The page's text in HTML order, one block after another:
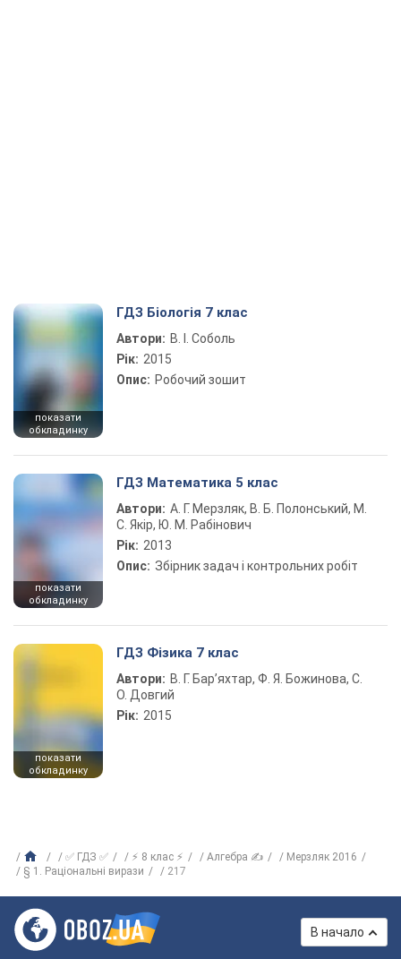
показати
обкладинку
ГДЗ Біологія 7 клас
Автори: В. І. Соболь
Рік: 2015
Опис: Робочий зошит
показати
обкладинку
ГДЗ Математика 5 клас
Автори: А. Г. Мерзляк, В. Б. Полонський, М.
С. Якір, Ю. М. Рабінович
Рік: 2013
Опис: Збірник задач і контрольних робіт
показати
обкладинку
ГДЗ Фізика 7 клас
Автори: В. Г. Бар’яхтар, Ф. Я. Божинова, С.
О. Довгий
Рік: 2015
✅ ГДЗ ✅ ⚡ 8 клас ⚡ Алгебра ✍
Мерзляк 2016
§ 1. Раціональні вирази
217
В начало